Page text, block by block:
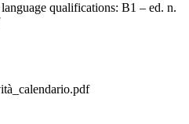
qualifications: B1 – ed. n.